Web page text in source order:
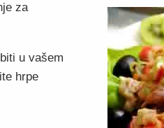
za
u vašem
hrpe